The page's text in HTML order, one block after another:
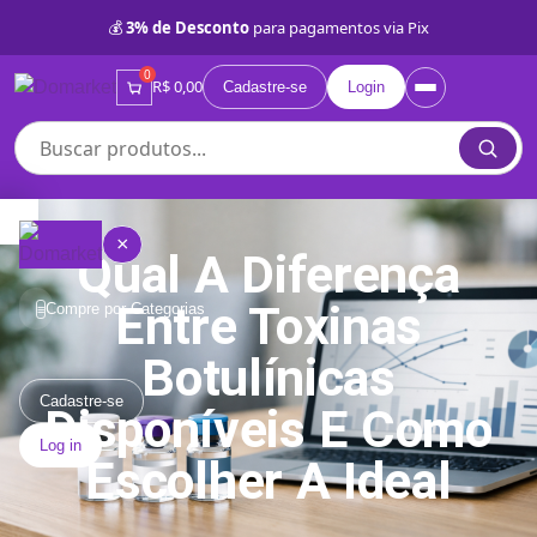
💰3% de Desconto para pagamentos via Pix
0
R$ 0,00 Cadastre-se Login
×
≡Compre por Categorias
Quem
somos
Lojas
Próprias
Categorias
Cadastre-se
Log in
Qual A Diferença
Entre Toxinas
Botulínicas
Disponíveis E Como
Escolher A Ideal